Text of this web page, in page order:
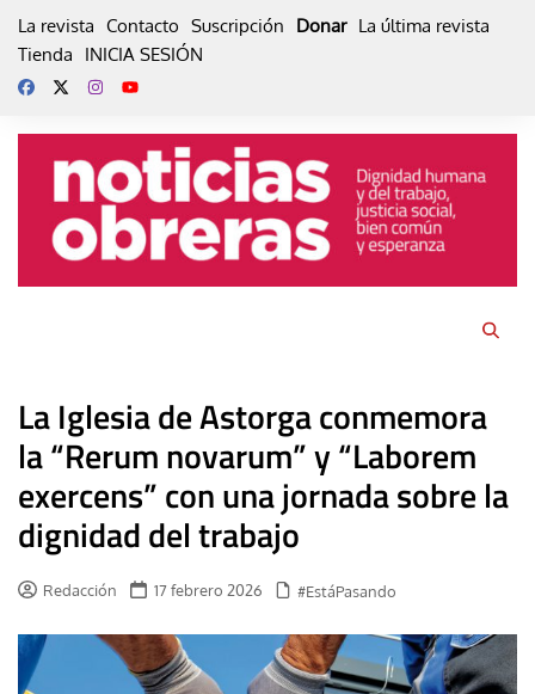
La revista Contacto Suscripción Donar La última revista
Tienda
INICIA SESIÓN
La Iglesia de Astorga conmemora
la “Rerum novarum” y “Laborem
exercens” con una jornada sobre la
dignidad del trabajo
Redacción 17 febrero 2026 #EstáPasando